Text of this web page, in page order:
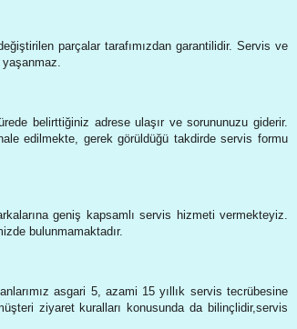
parçalar tarafımızdan garantilidir. Servis ve
yaşanmaz.
belirttiğiniz adrese ulaşır ve sorununuzu giderir.
edilmekte, gerek görüldüğü takdirde servis formu
geniş kapsamlı servis hizmeti vermekteyiz.
bulunmamaktadır.
asgari 5, azami 15 yıllık servis tecrübesine
ziyaret kuralları konusunda da bilinçlidir,servis